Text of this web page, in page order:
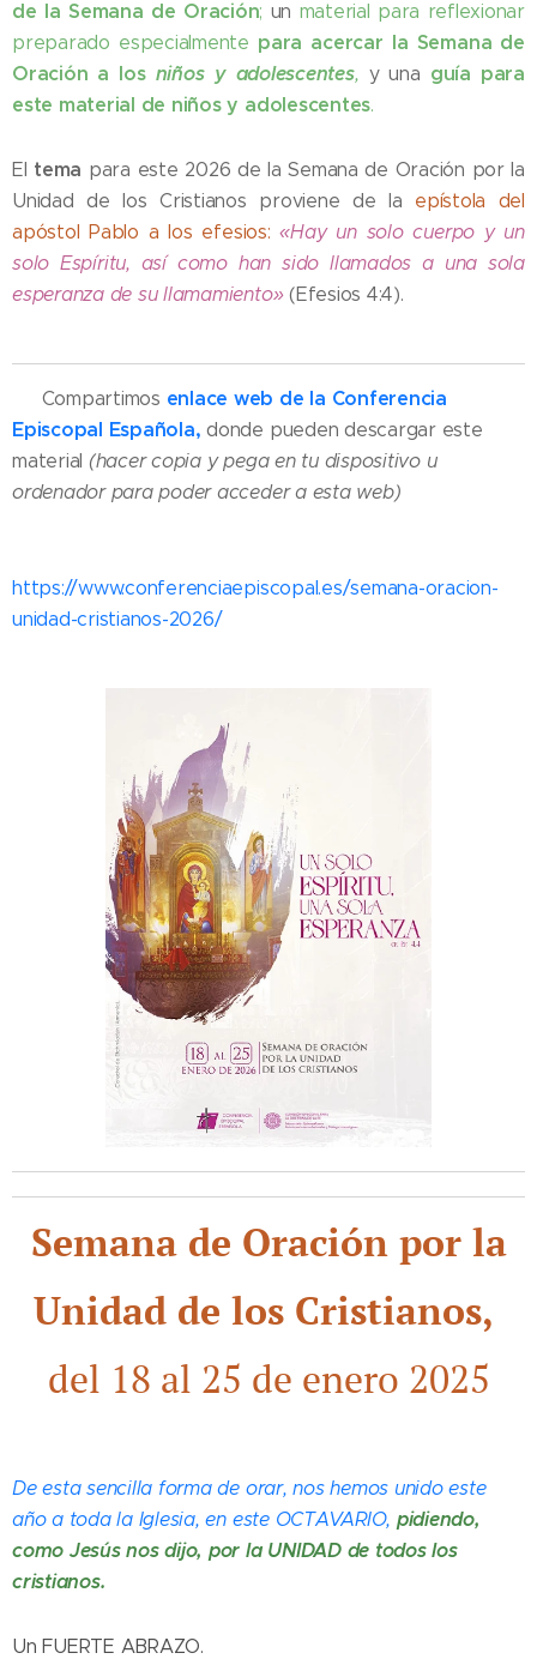
de la Semana de Oración; un material para reflexionar
preparado especialmente para acercar la Semana de
Oración a los niños y adolescentes, y una guía para
este material de niños y adolescentes.
El tema para este 2026 de la Semana de Oración por la
Unidad de los Cristianos proviene de la epístola del
apóstol Pablo a los efesios: «Hay un solo cuerpo y un
solo Espíritu, así como han sido llamados a una sola
esperanza de su llamamiento»(Efesios 4:4).
✔️ Compartimos enlace web de la Conferencia
Episcopal Española,donde pueden descargar este
material (hacer copia y pega en tu dispositivo u
ordenador para poder acceder a esta web)
https://www.conferenciaepiscopal.es/semana-oracion-
unidad-cristianos-2026/
Semana de Oración por la
Unidad de los Cristianos,
del 18 al 25 de enero 2025
De esta sencilla forma de orar, nos hemos unido este
año a toda la Iglesia, en este OCTAVARIO, pidiendo,
como Jesús nos dijo, por la UNIDAD de todos los
cristianos.
Un FUERTE ABRAZO.